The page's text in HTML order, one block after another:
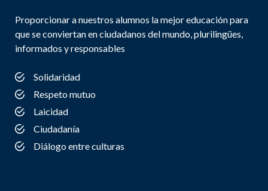
Proporcionar a nuestros alumnos la mejor educación para
que se conviertan en ciudadanos del mundo, plurilingües,
informados y responsables
Solidaridad
Respeto mutuo
Laicidad
Ciudadanía
Diálogo entre culturas